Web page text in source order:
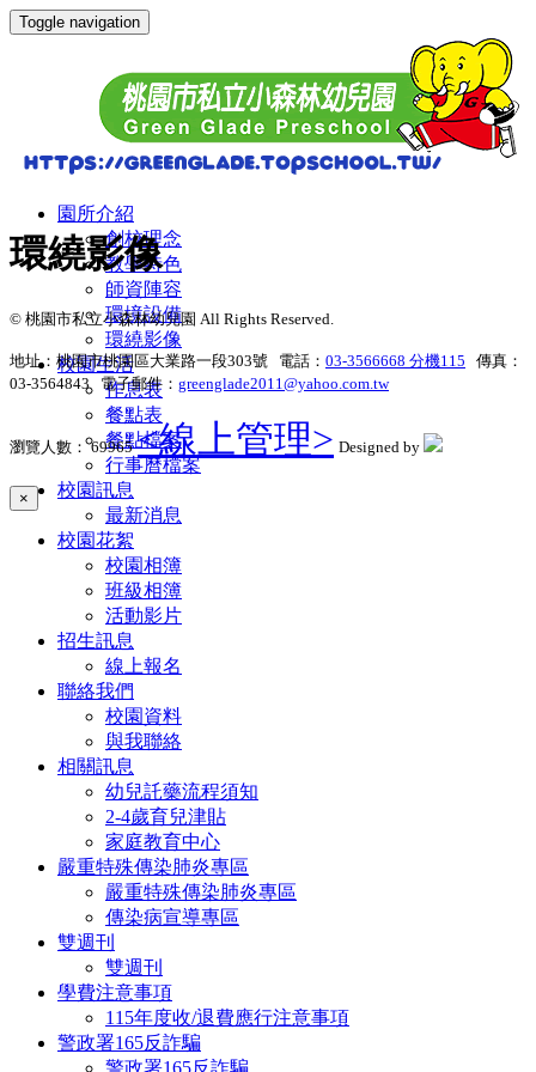
Toggle navigation
園所介紹
創校理念
教學特色
師資陣容
環境設備
環繞影像
校園生活
作息表
餐點表
餐點檔案
行事曆檔案
校園訊息
最新消息
校園花絮
校園相簿
班級相簿
活動影片
招生訊息
線上報名
聯絡我們
校園資料
與我聯絡
相關訊息
幼兒託藥流程須知
2-4歲育兒津貼
家庭教育中心
嚴重特殊傳染肺炎專區
嚴重特殊傳染肺炎專區
傳染病宣導專區
雙週刊
雙週刊
學費注意事項
115年度收/退費應行注意事項
警政署165反詐騙
警政署165反詐騙
環繞影像
© 桃園市私立小森林幼兒園 All Rights Reserved.
地址：桃園市桃園區大業路一段303號 電話： 03-3566668 分機115 傳真：
03-3564843 電子郵件： greenglade2011@yahoo.com.tw
瀏覽人數： 69965 <線上管理> Designed by
×